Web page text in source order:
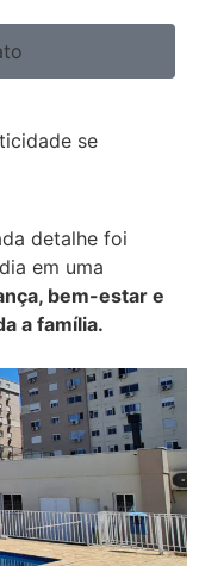
se
detalhe foi
em uma
bem-estar e
a família.